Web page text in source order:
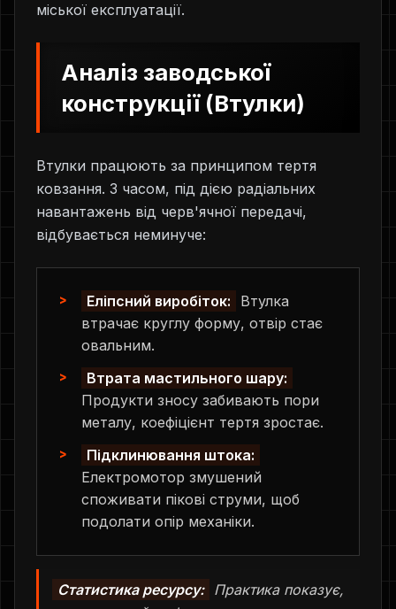
міської експлуатації.
Аналіз заводської
конструкції (Втулки)
Втулки працюють за принципом тертя
ковзання. З часом, під дією радіальних
навантажень від черв'ячної передачі,
відбувається неминуче:
Еліпсний виробіток:
Втулка
втрачає круглу форму, отвір стає
овальним.
Втрата мастильного шару:
Продукти зносу забивають пори
металу, коефіцієнт тертя зростає.
Підклинювання штока:
Електромотор змушений
споживати пікові струми, щоб
подолати опір механіки.
Статистика ресурсу: Практика показує,